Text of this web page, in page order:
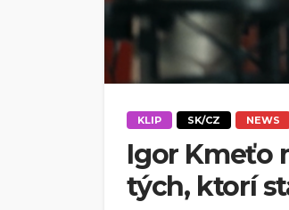
KLIP SK/CZ NEWS
Igor Kmeťo
tých, ktorí